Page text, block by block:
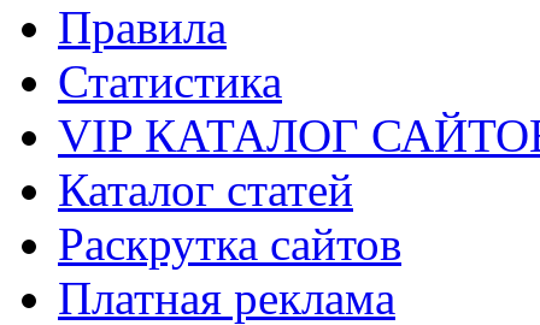
Правила
Статистика
VIP КАТАЛОГ
Каталог статей
Раскрутка сайтов
Платная реклама